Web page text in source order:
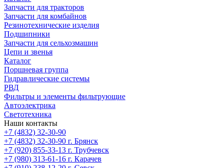
Запчасти для тракторов
Запчасти для комбайнов
Резинотехнические изделия
Подшипники
Запчасти для сельхозмашин
Цепи и звенья
Каталог
Поршневая группа
Гидравлические системы
РВД
Фильтры и элементы фильтрующие
Автоэлектрика
Светотехника
Наши контакты
+7 (4832) 32-30-90
+7 (4832) 32-30-90 г. Брянск
+7 (920) 855-33-13 г. Трубчевск
+7 (980) 313-61-16 г. Карачев